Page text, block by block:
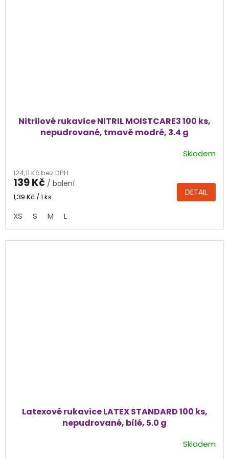
Nitrilové rukavice NITRIL MOISTCARE3 100 ks,
nepudrované, tmavě modré, 3.4 g
produktu
je
4,6
5
hvězdiček.
Skladem
124,11 Kč bez DPH
139 Kč / balení
Měrná
1,39 Kč / 1 ks DETAIL
XS S M L
Latexové rukavice LATEX STANDARD 100 ks,
nepudrované, bílé, 5.0 g
Skladem